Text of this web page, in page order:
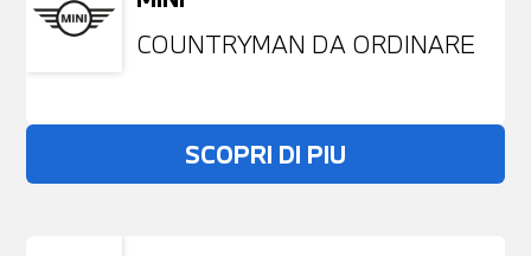
COUNTRYMAN DA ORDINARE
SCOPRI DI PIU